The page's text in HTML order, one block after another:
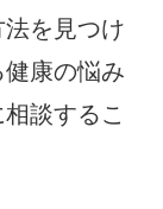
を見つけ
康の悩み
談するこ